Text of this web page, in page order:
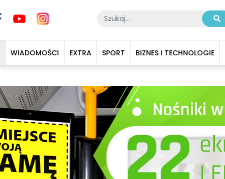
WIADOMOŚCI EXTRA SPORT BIZNES I TECHNOLOGIE